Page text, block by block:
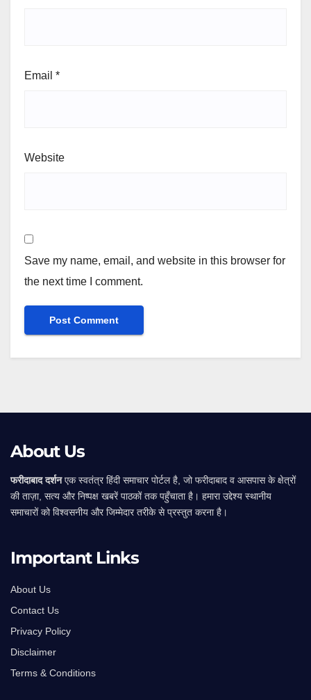
Email *
Website
Save my name, email, and website in this browser for
the next time I comment.
About Us
फरीदाबाद दर्शनएक स्वतंत्र हिंदी समाचार पोर्टल है, जो फरीदाबाद व आसपास के क्षेत्रों
की ताज़ा, सत्य और निष्पक्ष खबरें पाठकों तक पहुँचाता है। हमारा उद्देश्य स्थानीय
समाचारों को विश्वसनीय और जिम्मेदार तरीके से प्रस्तुत करना है।
Important Links
About Us
Contact Us
Privacy Policy
Disclaimer
Terms & Conditions